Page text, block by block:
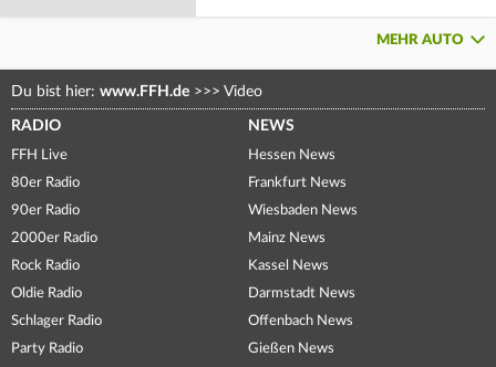
MEHR AUTO
Du bist hier: www.FFH.de >>> Video
RADIO
FFH Live
80er Radio
90er Radio
2000er Radio
Rock Radio
Oldie Radio
Schlager Radio
Party Radio
NEWS
Hessen News
Frankfurt News
Wiesbaden News
Mainz News
Kassel News
Darmstadt News
Offenbach News
Gießen News